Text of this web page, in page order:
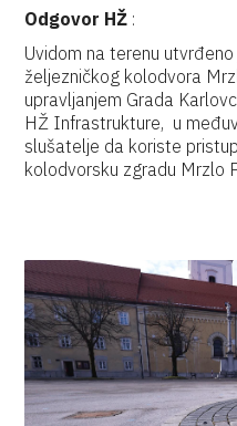
Odgovor HŽ :
Uvidom na terenu
željezničkog kolodvora
upravljanjem Grada
HŽ Infrastrukture, u
slušatelje da koriste
kolodvorsku zgradu Mrzlo